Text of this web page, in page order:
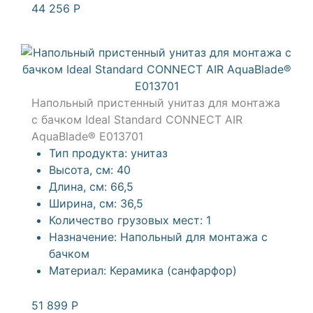
44 256 Р
Напольный пристенный унитаз для монтажа
с бачком Ideal Standard CONNECT AIR
AquaBlade® E013701
Тип продукта: унитаз
Высота, см: 40
Длина, см: 66,5
Ширина, см: 36,5
Количество грузовых мест: 1
Назначение: Напольный для монтажа с
бачком
Материал: Керамика (санфарфор)
51 899 Р